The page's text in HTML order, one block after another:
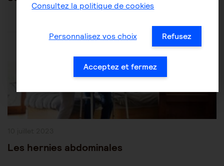
Category:
Les pathologies du vieillissement Autres pathologies
Les hernies abdominales
Consultez la politique de cookies
Personnalisez vos choix Refusez
Acceptez et fermez